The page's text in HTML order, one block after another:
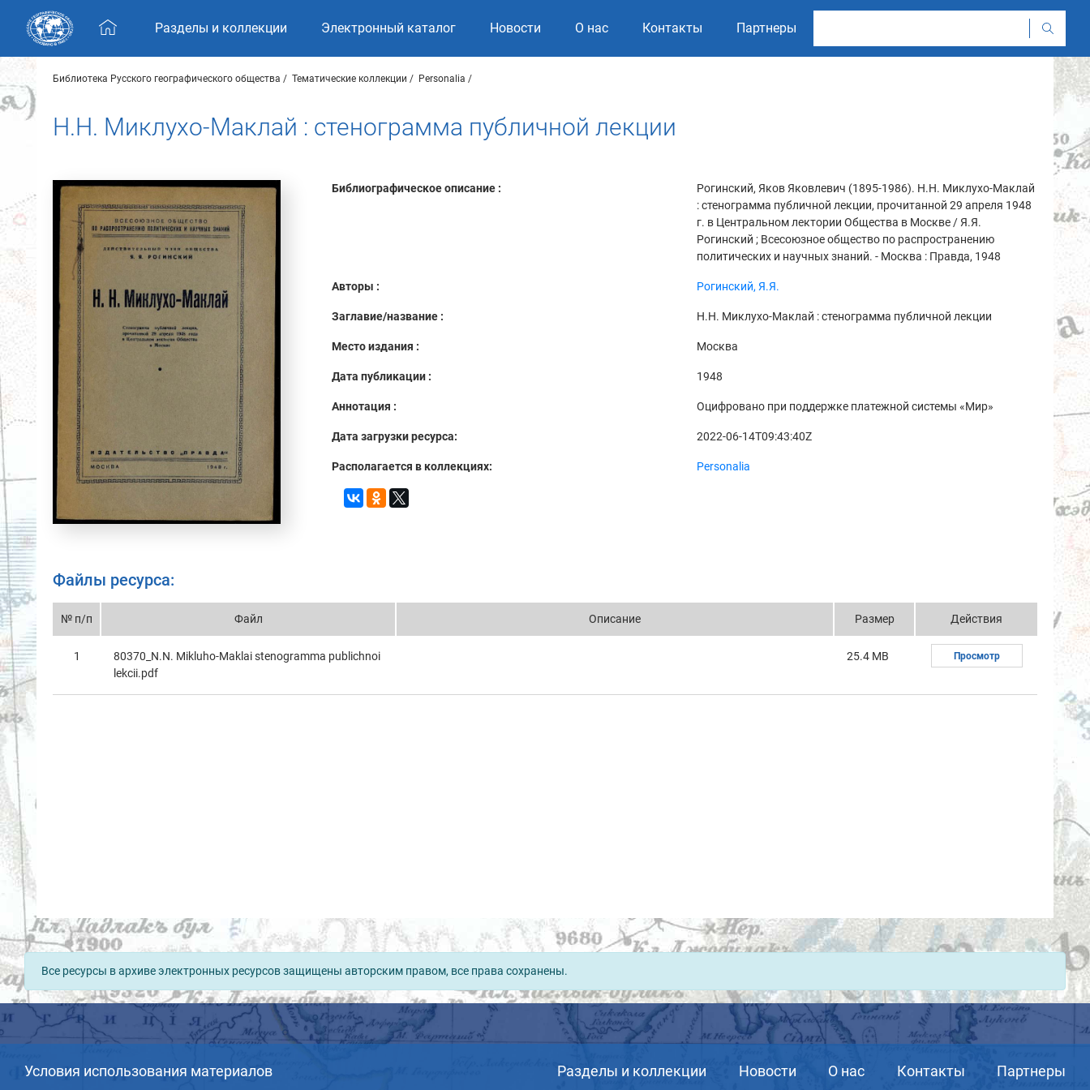
Skip navigation
Разделы и коллекции Электронный каталог Новости О нас Контакты Партнеры
Библиотека Русского географического общества Тематические коллекции Personalia
Н.Н. Миклухо-Маклай : стенограмма публичной лекции
Библиографическое описание :
Рогинский, Яков Яковлевич (1895-1986). Н.Н. Миклухо-Маклай
: стенограмма публичной лекции, прочитанной 29 апреля 1948
г. в Центральном лектории Общества в Москве / Я.Я.
Рогинский ; Всесоюзное общество по распространению
политических и научных знаний. - Москва : Правда, 1948
Авторы : Рогинский, Я.Я.
Заглавие/название : Н.Н. Миклухо-Маклай : стенограмма публичной лекции
Место издания : Москва
Дата публикации : 1948
Аннотация : Оцифровано при поддержке платежной системы «Мир»
Дата загрузки ресурса: 2022-06-14T09:43:40Z
Располагается в коллекциях: Personalia
Файлы ресурса:
№ п/п Файл Описание Размер Действия
1
80370_N.N. Mikluho-Maklai stenogramma publichnoi
lekcii.pdf
25.4 MB Просмотр
Все ресурсы в архиве электронных ресурсов защищены авторским правом, все права сохранены.
Условия использования материалов Разделы и коллекции Новости О нас Контакты Партнеры